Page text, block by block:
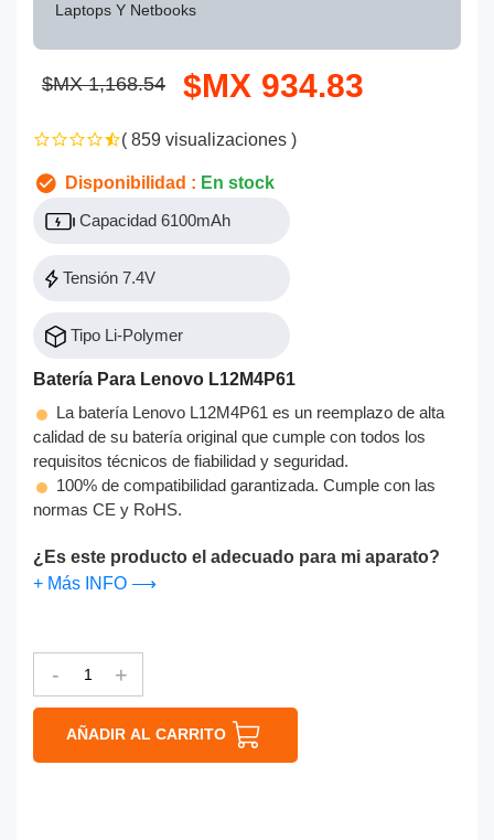
Laptops Y Netbooks
$MX 1,168.54 $MX 934.83
( 859 visualizaciones )
Disponibilidad : En stock
Capacidad 6100mAh
Tensión 7.4V
Tipo Li-Polymer
Batería Para Lenovo L12M4P61
La batería Lenovo L12M4P61 es un reemplazo de alta
calidad de su batería original que cumple con todos los
requisitos técnicos de fiabilidad y seguridad.
100% de compatibilidad garantizada. Cumple con las
normas CE y RoHS.
¿Es este producto el adecuado para mi aparato?
+ Más INFO ⟶
- +
AÑADIR AL CARRITO